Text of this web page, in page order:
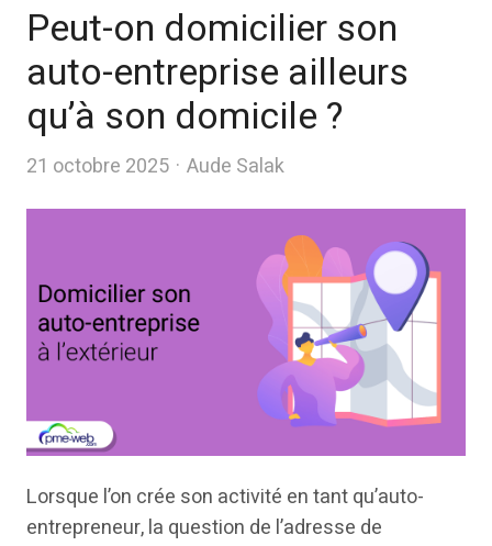
Peut-on domicilier son
auto-entreprise ailleurs
qu’à son domicile ?
21 octobre 2025 Author
Aude Salak
Lorsque l’on crée son activité en tant qu’auto-
entrepreneur, la question de l’adresse de